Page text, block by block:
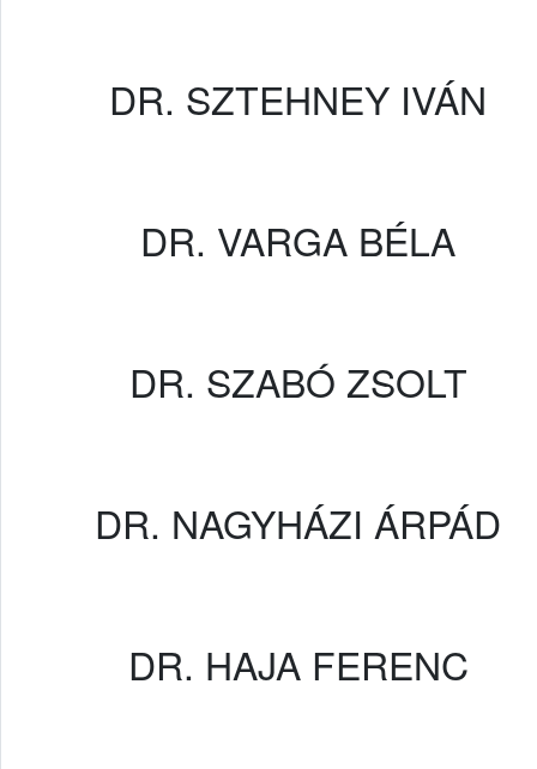
DR. SZTEHNEY IVÁN
DR. VARGA BÉLA
DR. SZABÓ ZSOLT
DR. NAGYHÁZI ÁRPÁD
DR. HAJA FERENC